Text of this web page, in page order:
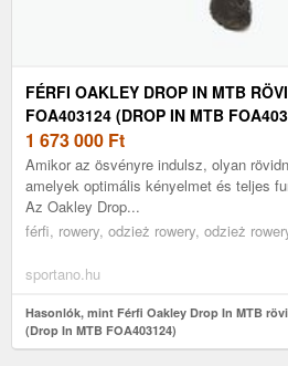
FÉRFI OAKLEY DROP IN MTB
FOA403124 (DROP IN MTB
1 673 000 Ft
Amikor az ösvényre indulsz, olyan
amelyek optimális kényelmet és teljes
Az Oakley Drop...
férfi, rowery, odzież rowery, odzież
sportano.hu
Hasonlók, mint Férfi Oakley Drop In MTB
(Drop In MTB FOA403124)